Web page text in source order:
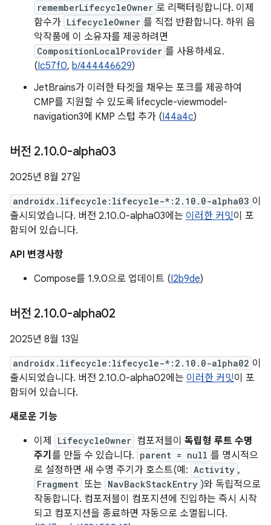
rememberLifecycleOwner 로 리팩터링합니다. 이제
함수가 LifecycleOwner 를 직접 반환합니다. 하위 음
악작품에 이 소유자를 제공하려면
CompositionLocalProvider 를 사용하세요.
(Ic57f0, b/444446629)
JetBrains가 이러한 타겟을 채우는 포크를 제공하여
CMP를 지원할 수 있도록 lifecycle-viewmodel-
navigation3에 KMP 스텁 추가 (I44a4c)
버전 2.10.0-alpha03
2025년 8월 27일
androidx.lifecycle:lifecycle-*:2.10.0-alpha03 이
출시되었습니다. 버전 2.10.0-alpha03에는 이러한 커밋이 포
함되어 있습니다.
API 변경사항
Compose를 1.9.0으로 업데이트 (I2b9de)
버전 2.10.0-alpha02
2025년 8월 13일
androidx.lifecycle:lifecycle-*:2.10.0-alpha02 이
출시되었습니다. 버전 2.10.0-alpha02에는 이러한 커밋이 포
함되어 있습니다.
새로운 기능
이제
LifecycleOwner 컴포저블이 독립형 루트 수명
주기 를 만들 수 있습니다. parent = null 를 명시적으
로 설정하면 새 수명 주기가 호스트(예: Activity ,
Fragment 또는 NavBackStackEntry )와 독립적으로
작동합니다. 컴포저블이 컴포지션에 진입하는 즉시 시작
되고 컴포지션을 종료하면 자동으로 소멸됩니다.